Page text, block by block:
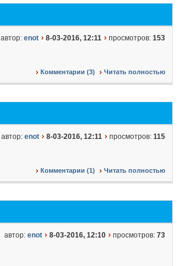
автор: enot 8-03-2016, 12:11 просмотров: 153
Комментарии (3) Читать полностью
автор: enot 8-03-2016, 12:11 просмотров: 115
Комментарии (1) Читать полностью
автор: enot 8-03-2016, 12:10 просмотров: 73